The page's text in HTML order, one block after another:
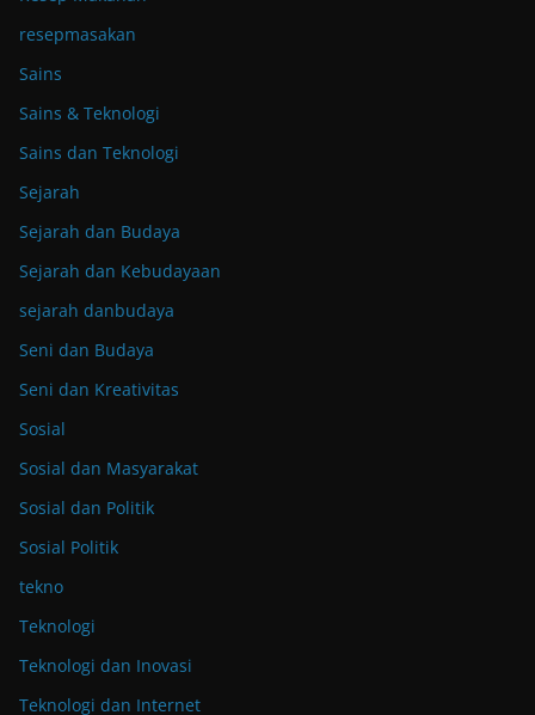
resepmasakan
Sains
Sains & Teknologi
Sains dan Teknologi
Sejarah
Sejarah dan Budaya
Sejarah dan Kebudayaan
sejarah danbudaya
Seni dan Budaya
Seni dan Kreativitas
Sosial
Sosial dan Masyarakat
Sosial dan Politik
Sosial Politik
tekno
Teknologi
Teknologi dan Inovasi
Teknologi dan Internet